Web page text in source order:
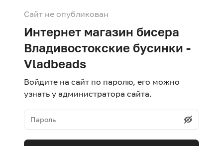
Сайт не опубликован
Интернет магазин бисера
Владивостокские бусинки -
Vladbeads
Войдите на сайт по паролю, его можно
узнать у администратора сайта.